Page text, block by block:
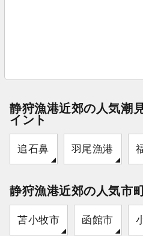
静狩漁港近郊の人気潮
イント
追石鼻 羽尾漁港
静狩漁港近郊の人気市
苫小牧市 函館市